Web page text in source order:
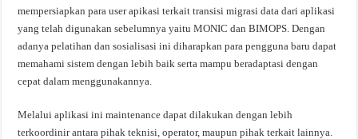
mempersiapkan para user apikasi terkait transisi migrasi data dari aplikasi
yang telah digunakan sebelumnya yaitu MONIC dan BIMOPS. Dengan
adanya pelatihan dan sosialisasi ini diharapkan para pengguna baru dapat
memahami sistem dengan lebih baik serta mampu beradaptasi dengan
cepat dalam menggunakannya.
Melalui aplikasi ini maintenance dapat dilakukan dengan lebih
terkoordinir antara pihak teknisi, operator, maupun pihak terkait lainnya.